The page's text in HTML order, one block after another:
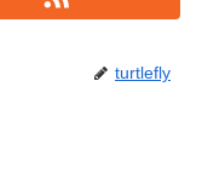
turtlefly